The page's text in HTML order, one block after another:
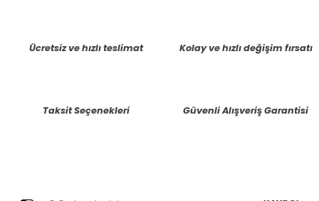
Ürün bilgilerinde hatalar bulunuyor.
Ücretsiz ve hızlı teslimat Kolay ve hızlı değişim fırsatı
Taksit Seçenekleri Güvenli Alışveriş Garantisi